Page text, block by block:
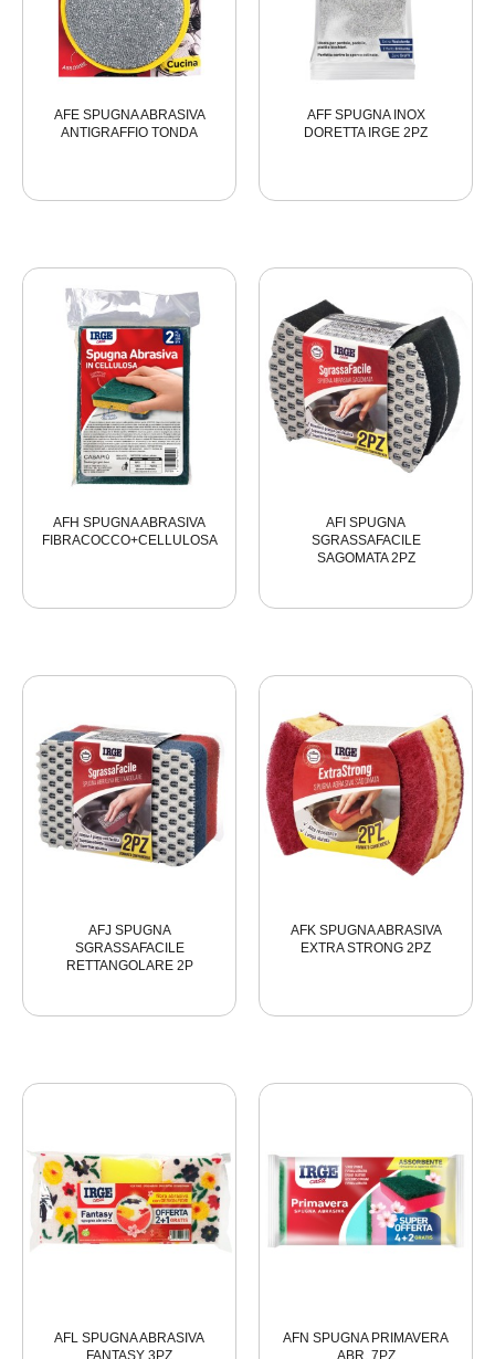
AFE SPUGNA ABRASIVA
ANTIGRAFFIO TONDA
AFF SPUGNA INOX
DORETTA IRGE 2PZ
AFH SPUGNA ABRASIVA
FIBRACOCCO+CELLULOSA
AFI SPUGNA
SGRASSAFACILE
SAGOMATA 2PZ
AFJ SPUGNA
SGRASSAFACILE
RETTANGOLARE 2P
AFK SPUGNA ABRASIVA
EXTRA STRONG 2PZ
AFL SPUGNA ABRASIVA
FANTASY 3PZ
AFN SPUGNA PRIMAVERA
ABR. 7PZ